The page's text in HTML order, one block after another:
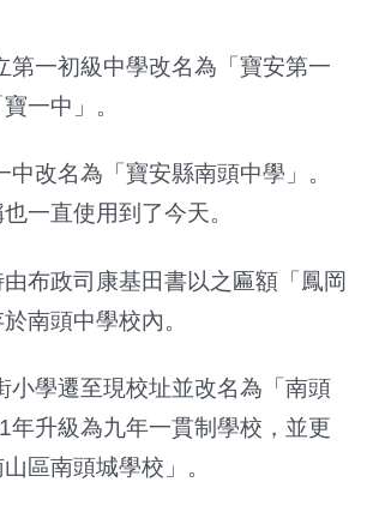
第一初級中學改名為「寶安第一
一中」。
中改名為「寶安縣南頭中學」。
一直使用到了今天。
布政司康基田書以之匾額「鳳岡
南頭中學校內。
小學遷至現校址並改名為「南頭
年升級為九年一貫制學校，並更
區南頭城學校」。